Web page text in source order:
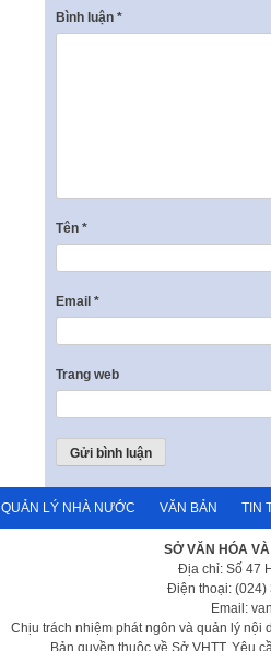
Bình luận *
Tên *
Email *
Trang web
QUẢN LÝ NHÀ NƯỚC VĂN BẢN TIN
SỞ VĂN HÓA
Địa chỉ: Số 47
Điện thoại: (024)
Email:
Chịu trách nhiệm phát ngôn và quản lý nội
Bản quyền thuộc về Sở VHTT. Yêu